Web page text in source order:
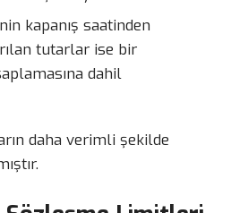
kapanış saatinden
tutarlar ise bir
dahil
daha verimli şekilde